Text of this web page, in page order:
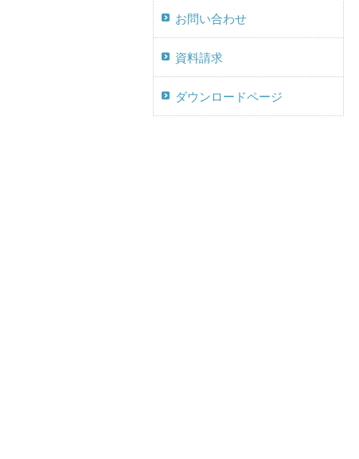
お問い合わせ
資料請求
ダウンロードページ